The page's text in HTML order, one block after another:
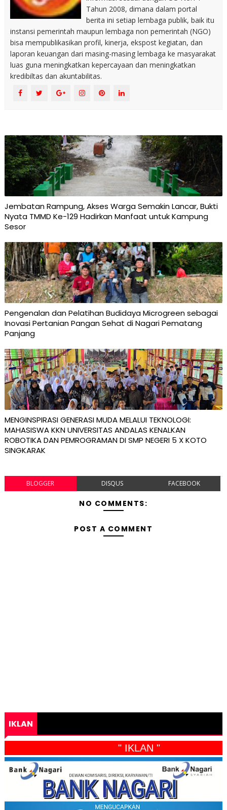
Tahun 2008, dimana dalam portal
berita ini setiap lembaga publik, baik itu
instansi pemerintah maupun lembaga non pemerintah (NGO)
bisa mempublikasikan profil, kinerja, ekspost kegiatan, dan
laporan keuangan dari masing-masing lembaga ke masyarakat
luas guna meningkatkan kepercayaan dan meningkatkan
kredibiltas dan akuntabilitas.
Jembatan Rampung, Akses Warga Semakin Lancar, Bukti
Nyata TMMD Ke-129 Hadirkan Manfaat untuk Kampung
Sesor
Pengenalan dan Pelatihan Budidaya Microgreen sebagai
Inovasi Pertanian Pangan Sehat di Nagari Pematang
Panjang
MENGINSPIRASI GENERASI MUDA MELALUI TEKNOLOGI:
MAHASISWA KKN UNIVERSITAS ANDALAS KENALKAN
ROBOTIKA DAN PEMROGRAMAN DI SMP NEGERI 5 X KOTO
SINGKARAK
BLOGGER DISQUS FACEBOOK
NO COMMENTS:
POST A COMMENT
IKLAN
" IKLAN "